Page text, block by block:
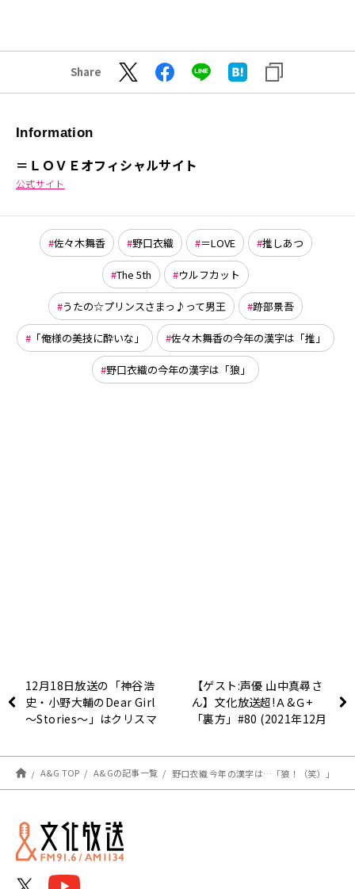
Share
Information
＝ＬＯＶＥオフィシャルサイト
公式サイト
佐々木舞香 野口衣織 ＝LOVE 推しあつ
The 5th ウルフカット
うたの☆プリンスさまっ♪って男王 跡部景吾
「俺様の美技に酔いな」 佐々木舞香の今年の漢字は「推」
野口衣織の今年の漢字は「狼」
12月18日放送の「神谷浩
史・小野大輔のDear Girl
～Stories～」はクリスマ
【ゲスト:声優 山中真尋さ
ん】文化放送超!Ａ&Ｇ+
「裏方」#80 (2021年12月
A&G TOP A&Gの記事一覧 野口衣織 今年の漢字は…「狼！（笑）」